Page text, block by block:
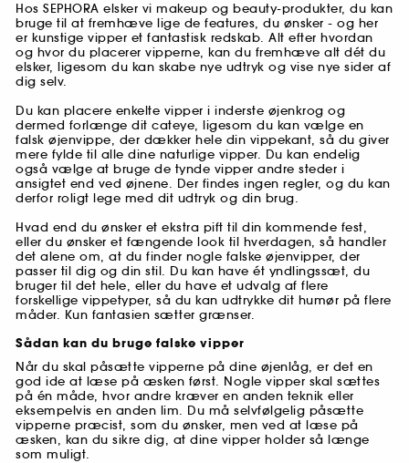
Hos SEPHORA elsker vi makeup og beauty-produkter, du kan
bruge til at fremhæve lige de features, du ønsker - og her
er kunstige vipper et fantastisk redskab. Alt efter hvordan
og hvor du placerer vipperne, kan du fremhæve alt dét du
elsker, ligesom du kan skabe nye udtryk og vise nye sider af
dig selv.
Du kan placere enkelte vipper i inderste øjenkrog og
dermed forlænge dit cateye, ligesom du kan vælge en
falsk øjenvippe, der dækker hele din vippekant, så du giver
mere fylde til alle dine naturlige vipper. Du kan endelig
også vælge at bruge de tynde vipper andre steder i
ansigtet end ved øjnene. Der findes ingen regler, og du kan
derfor roligt lege med dit udtryk og din brug.
Hvad end du ønsker et ekstra pift til din kommende fest,
eller du ønsker et fængende look til hverdagen, så handler
det alene om, at du finder nogle falske øjenvipper, der
passer til dig og din stil. Du kan have ét yndlingssæt, du
bruger til det hele, eller du have et udvalg af flere
forskellige vippetyper, så du kan udtrykke dit humør på flere
måder. Kun fantasien sætter grænser.
Sådan kan du bruge falske vipper
Når du skal påsætte vipperne på dine øjenlåg, er det en
god ide at læse på æsken først. Nogle vipper skal sættes
på én måde, hvor andre kræver en anden teknik eller
eksempelvis en anden lim. Du må selvfølgelig påsætte
vipperne præcist, som du ønsker, men ved at læse på
æsken, kan du sikre dig, at dine vipper holder så længe
som muligt.